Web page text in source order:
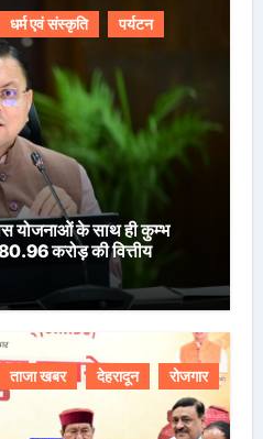
धर्म एवं संस्कृति
पर्यटन
योजनाओं के साथ ही कुम्भ
करोड़ की वित्तीय
ताजा खबर देहरादून रोजगार